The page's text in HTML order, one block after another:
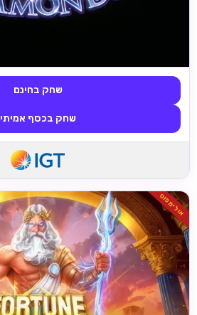
שחק בחינם
שחק בכסף אמיתי
אולימפוס